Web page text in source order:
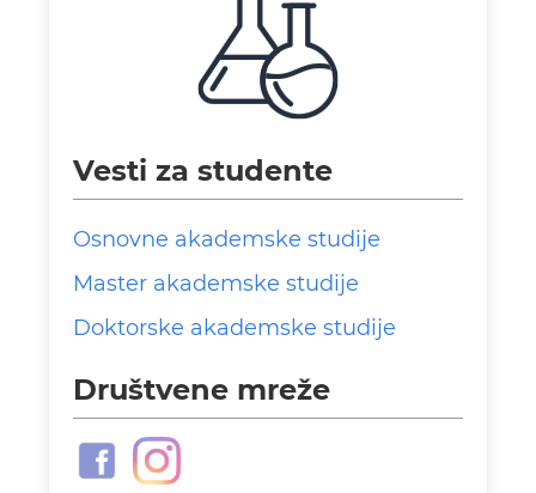
Vesti za studente
Osnovne akademske studije
Master akademske studije
Doktorske akademske studije
Društvene mreže